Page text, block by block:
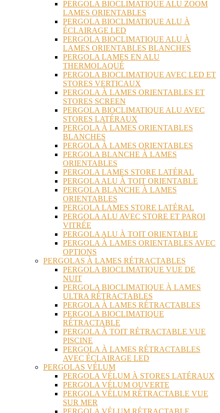
PERGOLA BIOCLIMATIQUE ALU ZOOM
LAMES ORIENTABLES
PERGOLA BIOCLIMATIQUE ALU À
ÉCLAIRAGE LED
PERGOLA BIOCLIMATIQUE ALU À
LAMES ORIENTABLES BLANCHES
PERGOLA LAMES EN ALU
THERMOLAQUÉ
PERGOLA BIOCLIMATIQUE AVEC LED ET
STORES VERTICAUX
PERGOLA À LAMES ORIENTABLES ET
STORES SCREEN
PERGOLA BIOCLIMATIQUE ALU AVEC
STORES LATÉRAUX
PERGOLA À LAMES ORIENTABLES
BLANCHES
PERGOLA À LAMES ORIENTABLES
PERGOLA BLANCHE À LAMES
ORIENTABLES
PERGOLA LAMES STORE LATÉRAL
PERGOLA ALU À TOIT ORIENTABLE
PERGOLA BLANCHE À LAMES
ORIENTABLES
PERGOLA LAMES STORE LATÉRAL
PERGOLA ALU AVEC STORE ET PAROI
VITRÉE
PERGOLA ALU À TOIT ORIENTABLE
PERGOLA À LAMES ORIENTABLES AVEC
OPTIONS
PERGOLAS À LAMES RÉTRACTABLES
PERGOLA BIOCLIMATIQUE VUE DE
NUIT
PERGOLA BIOCLIMATIQUE À LAMES
ULTRA RÉTRACTABLES
PERGOLA À LAMES RÉTRACTABLES
PERGOLA BIOCLIMATIQUE
RÉTRACTABLE
PERGOLA À TOIT RÉTRACTABLE VUE
PISCINE
PERGOLA À LAMES RÉTRACTABLES
AVEC ÉCLAIRAGE LED
PERGOLAS VÉLUM
PERGOLA VÉLUM À STORES LATÉRAUX
PERGOLA VÉLUM OUVERTE
PERGOLA VÉLUM RÉTRACTABLE VUE
SUR MER